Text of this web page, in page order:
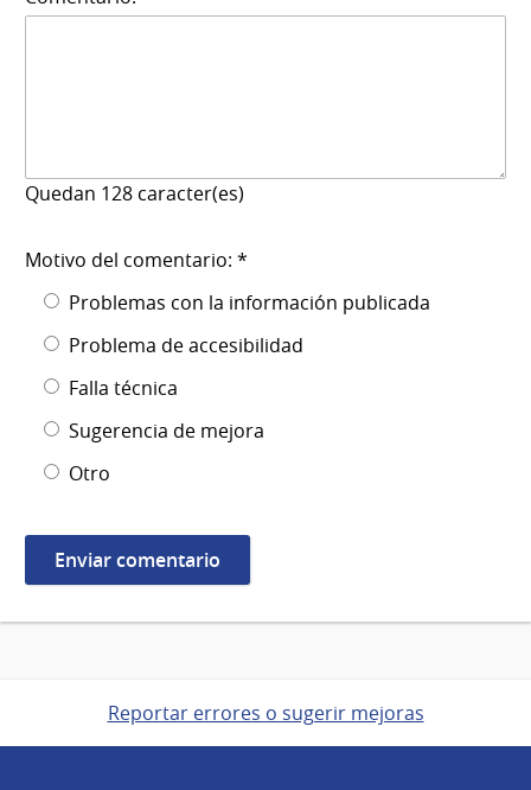
Quedan 128 caracter(es)
Motivo del comentario: *
Problemas con la información publicada
Problema de accesibilidad
Falla técnica
Sugerencia de mejora
Otro
Reportar errores o sugerir mejoras